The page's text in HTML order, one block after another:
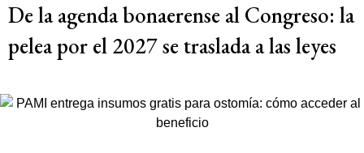
De la agenda bonaerense al Congreso: la
pelea por el 2027 se traslada a las leyes